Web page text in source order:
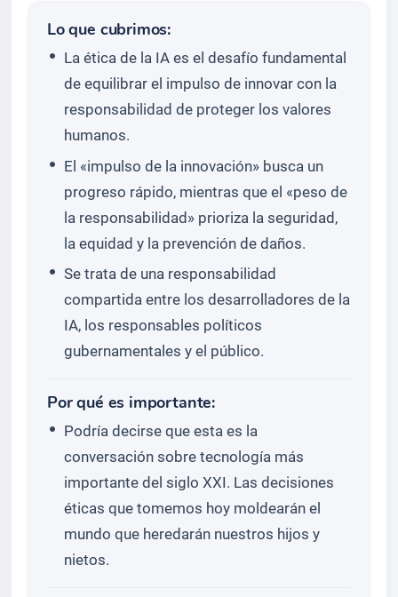
Lo que cubrimos:
La ética de la IA es el desafío fundamental
de equilibrar el impulso de innovar con la
responsabilidad de proteger los valores
humanos.
El «impulso de la innovación» busca un
progreso rápido, mientras que el «peso de
la responsabilidad» prioriza la seguridad,
la equidad y la prevención de daños.
Se trata de una responsabilidad
compartida entre los desarrolladores de la
IA, los responsables políticos
gubernamentales y el público.
Por qué es importante:
Podría decirse que esta es la
conversación sobre tecnología más
importante del siglo XXI. Las decisiones
éticas que tomemos hoy moldearán el
mundo que heredarán nuestros hijos y
nietos.